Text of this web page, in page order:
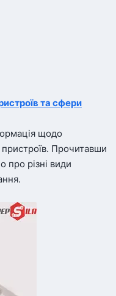
та сфери
щодо
Прочитавши
про різні види